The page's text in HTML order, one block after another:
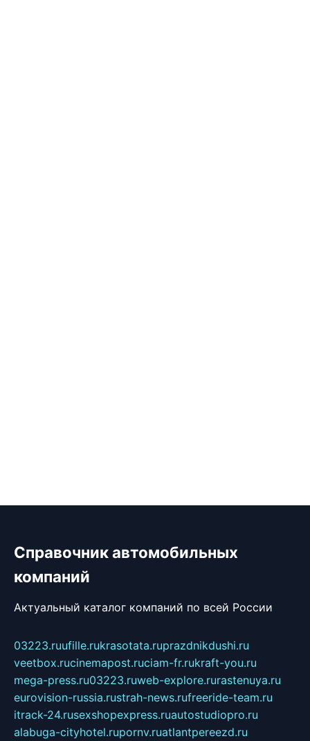
Справочник автомобильных
компаний
Актуальный каталог компаний по всей России
03223.ruufille.rukrasotata.ruprazdnikdushi.ru
veetbox.rucinemapost.ruciam-fr.rukraft-you.ru
mega-press.ru03223.ruweb-explore.rurastenuya.ru
eurovision-russia.rustrah-news.rufreeride-team.ru
itrack-24.rusexshopexpress.ruautostudiopro.ru
alabuga-cityhotel.rupornv.ruatlantpereezd.ru